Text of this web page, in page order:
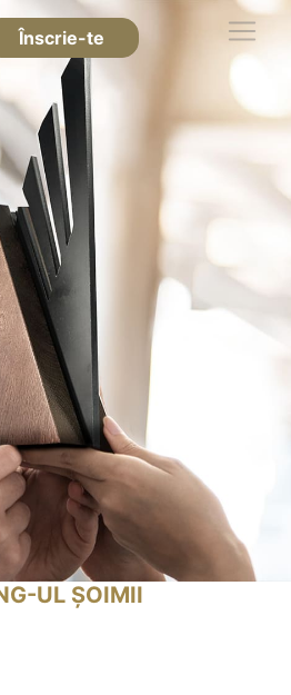
Înscrie-te
UL ȘOIMII